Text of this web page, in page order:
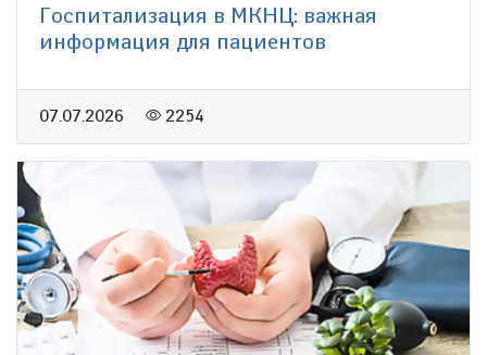
Госпитализация в МКНЦ: важная
информация для пациентов
07.07.2026 2254